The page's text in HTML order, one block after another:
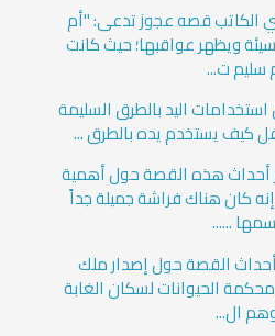
الكاتب قصه عجوز تدعى: "أم
ويظهر عواقبها؛ حيث كانت
سليم ت...
اليد بالطرق السليمة
كيف يستخدم يده بالطرق ...
أحداث هذه القصة حول أهمية
كان هناك فراشة جميلة جداً
......
أحداث القصة حول إصدار ملك
محكمة الحيوانات لسكان الغابة
ال...